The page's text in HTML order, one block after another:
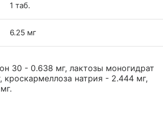
1 таб.
6.25 мг
30 - 0.638 мг, лактозы моногидрат
натрия - 2.444 мг,